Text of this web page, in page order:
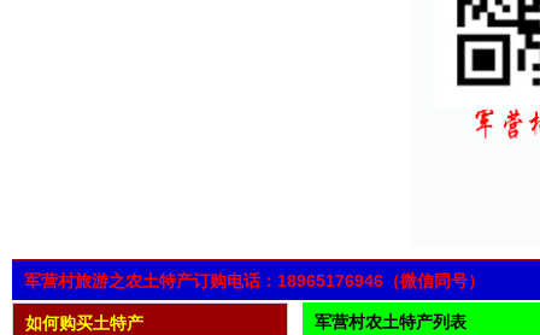
军营村旅游之农土特产订购电话：18965176946（微信同号）
如何购买土特产 军营村农土特产列表